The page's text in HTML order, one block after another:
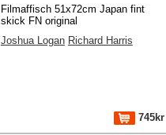
Filmaffisch 51x72cm Japan fint
skick FN original
Joshua Logan Richard Harris
745kr